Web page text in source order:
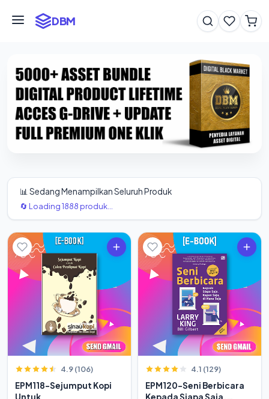
DBM
📊 Sedang Menampilkan Seluruh Produk
🔄 Loading 1888 produk...
4.9 (106)
EPM118-Sejumput Kopi
Untuk
4.1 (129)
EPM120-Seni Berbicara
Kepada Siapa Saja,